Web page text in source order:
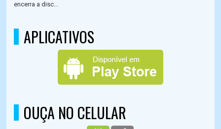
encerra a disc...
APLICATIVOS
OUÇA NO CELULAR